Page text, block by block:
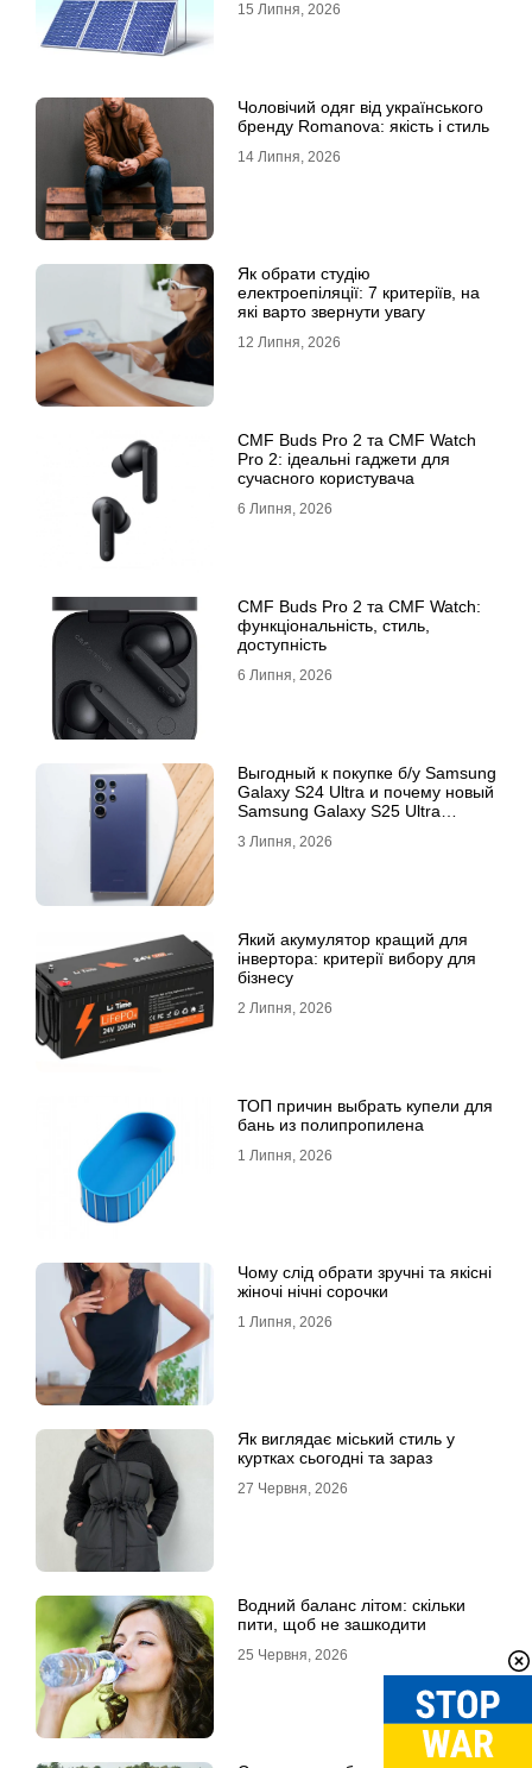
15 Липня, 2026
Чоловічий одяг від українського
бренду Romanova: якість і стиль
14 Липня, 2026
Як обрати студію
електроепіляції: 7 критеріїв, на
які варто звернути увагу
12 Липня, 2026
CMF Buds Pro 2 та CMF Watch
Pro 2: ідеальні гаджети для
сучасного користувача
6 Липня, 2026
CMF Buds Pro 2 та CMF Watch:
функціональність, стиль,
доступність
6 Липня, 2026
Выгодный к покупке б/у Samsung
Galaxy S24 Ultra и почему новый
Samsung Galaxy S25 Ultra
3 Липня, 2026
Який акумулятор кращий для
інвертора: критерії вибору для
бізнесу
2 Липня, 2026
ТОП причин выбрать купели для
бань из полипропилена
1 Липня, 2026
Чому слід обрати зручні та якісні
жіночі нічні сорочки
1 Липня, 2026
Як виглядає міський стиль у
куртках сьогодні та зараз
27 Червня, 2026
Водний баланс літом: скільки
пити, щоб не зашкодити
25 Червня, 2026